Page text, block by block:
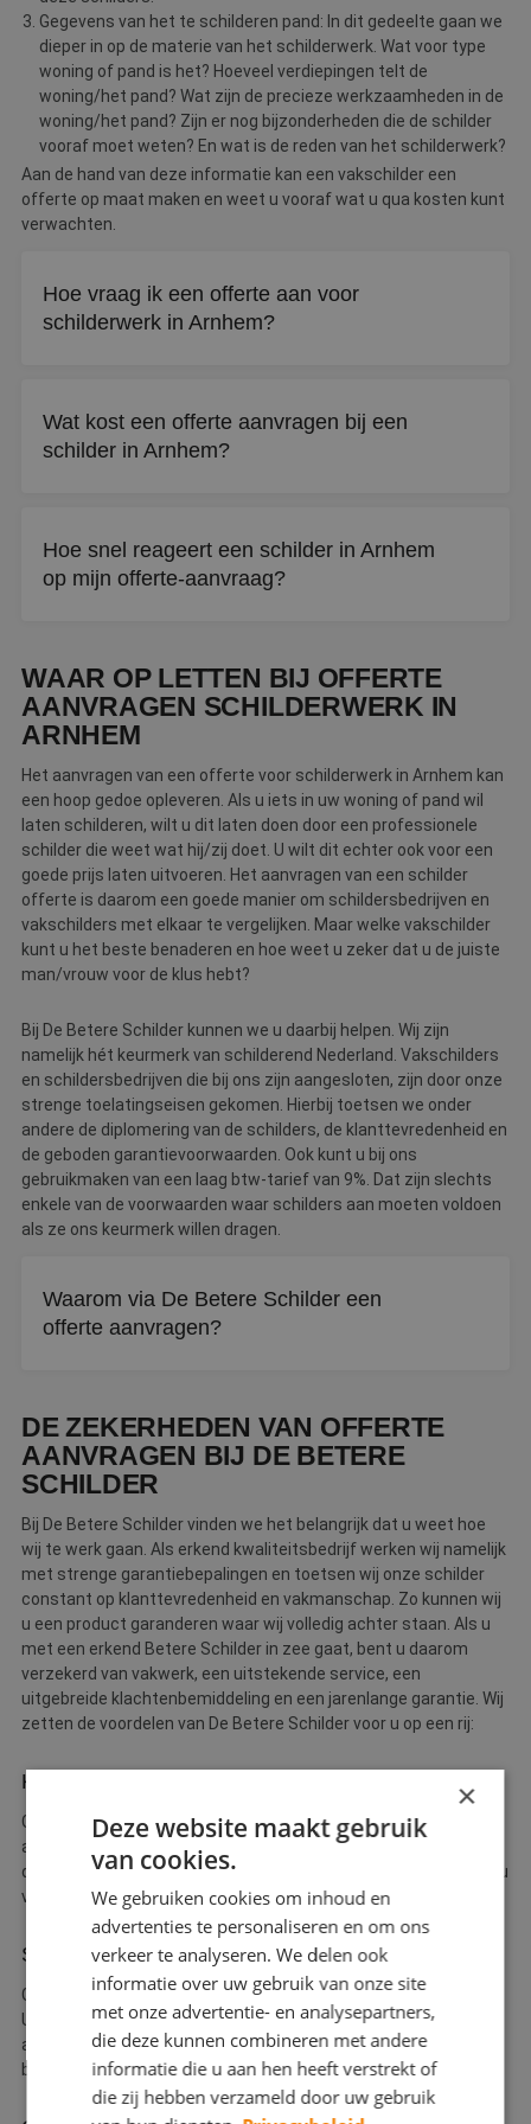
Gegevens van het te schilderen pand: In dit gedeelte gaan we
dieper in op de materie van het schilderwerk. Wat voor type
woning of pand is het? Hoeveel verdiepingen telt de
woning/het pand? Wat zijn de precieze werkzaamheden in de
woning/het pand? Zijn er nog bijzonderheden die de schilder
vooraf moet weten? En wat is de reden van het schilderwerk?
Aan de hand van deze informatie kan een vakschilder een
offerte op maat maken en weet u vooraf wat u qua kosten kunt
verwachten.
Hoe vraag ik een offerte aan voor
schilderwerk in Arnhem?
werkdagen neemt een schilder contact met u op.
Wat kost een offerte aanvragen bij een
schilder in Arnhem?
met een offerte.
Hoe snel reageert een schilder in Arnhem
op mijn offerte-aanvraag?
bemiddelaar voor u aan de slag.
WAAR OP LETTEN BIJ OFFERTE
AANVRAGEN SCHILDERWERK IN
ARNHEM
Het aanvragen van een offerte voor schilderwerk in Arnhem kan
een hoop gedoe opleveren. Als u iets in uw woning of pand wil
laten schilderen, wilt u dit laten doen door een professionele
schilder die weet wat hij/zij doet. U wilt dit echter ook voor een
goede prijs laten uitvoeren. Het aanvragen van een schilder
offerte is daarom een goede manier om schildersbedrijven en
vakschilders met elkaar te vergelijken. Maar welke vakschilder
kunt u het beste benaderen en hoe weet u zeker dat u de juiste
man/vrouw voor de klus hebt?
Bij De Betere Schilder kunnen we u daarbij helpen. Wij zijn
namelijk hét keurmerk van schilderend Nederland. Vakschilders
en schildersbedrijven die bij ons zijn aangesloten, zijn door onze
strenge toelatingseisen gekomen. Hierbij toetsen we onder
andere de diplomering van de schilders, de klanttevredenheid en
de geboden garantievoorwaarden. Ook kunt u bij ons
gebruikmaken van een laag btw-tarief van 9%. Dat zijn slechts
enkele van de voorwaarden waar schilders aan moeten voldoen
als ze ons keurmerk willen dragen.
Waarom via De Betere Schilder een
offerte aanvragen?
uitstekende service en het lage btw-tarief van 9%.
DE ZEKERHEDEN VAN OFFERTE
AANVRAGEN BIJ DE BETERE
SCHILDER
Bij De Betere Schilder vinden we het belangrijk dat u weet hoe
wij te werk gaan. Als erkend kwaliteitsbedrijf werken wij namelijk
met strenge garantiebepalingen en toetsen wij onze schilder
constant op klanttevredenheid en vakmanschap. Zo kunnen wij
u een product garanderen waar wij volledig achter staan. Als u
met een erkend Betere Schilder in zee gaat, bent u daarom
verzekerd van vakwerk, een uitstekende service, een
uitgebreide klachtenbemiddeling en een jarenlange garantie. Wij
zetten de voordelen van De Betere Schilder voor u op een rij:
Kwaliteit
Goed schilderwerk is belangrijk. Niet alleen voor een mooi
aanzicht, maar ook voor de bescherming van uw kozijnen,
deuren, trap, etc. Met een schilder van De Betere Schilder bent u
verzekerd vankwaliteit en vakwerk.
Service
Goede kwaliteit is belangrijk, maargoede service is dat net zo.
U kunt De Betere Schilder daarom vragen om advies en
aankloppen bij eventuele problemen, omdat klanttevredenheid
bij ons hoog in het vaandel staat.
×
Deze website maakt gebruik
van cookies.
We gebruiken cookies om inhoud en
advertenties te personaliseren en om ons
verkeer te analyseren. We delen ook
informatie over uw gebruik van onze site
met onze advertentie- en analysepartners,
die deze kunnen combineren met andere
informatie die u aan hen heeft verstrekt of
die zij hebben verzameld door uw gebruik